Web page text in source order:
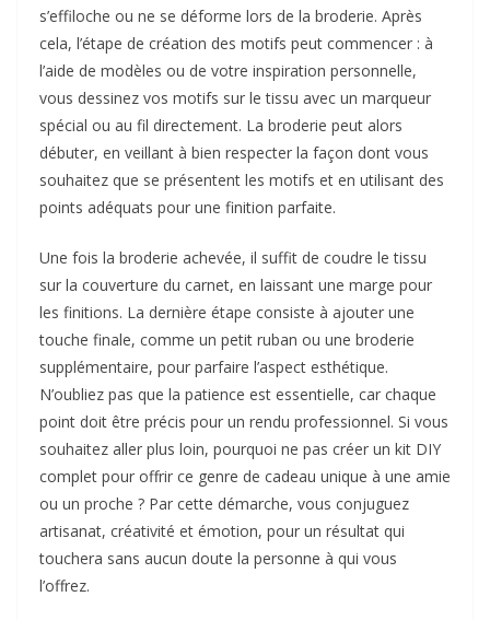
s’effiloche ou ne se déforme lors de la broderie. Après
cela, l’étape de création des motifs peut commencer : à
l’aide de modèles ou de votre inspiration personnelle,
vous dessinez vos motifs sur le tissu avec un marqueur
spécial ou au fil directement. La broderie peut alors
débuter, en veillant à bien respecter la façon dont vous
souhaitez que se présentent les motifs et en utilisant des
points adéquats pour une finition parfaite.
Une fois la broderie achevée, il suffit de coudre le tissu
sur la couverture du carnet, en laissant une marge pour
les finitions. La dernière étape consiste à ajouter une
touche finale, comme un petit ruban ou une broderie
supplémentaire, pour parfaire l’aspect esthétique.
N’oubliez pas que la patience est essentielle, car chaque
point doit être précis pour un rendu professionnel. Si vous
souhaitez aller plus loin, pourquoi ne pas créer un kit DIY
complet pour offrir ce genre de cadeau unique à une amie
ou un proche ? Par cette démarche, vous conjuguez
artisanat, créativité et émotion, pour un résultat qui
touchera sans aucun doute la personne à qui vous
l’offrez.